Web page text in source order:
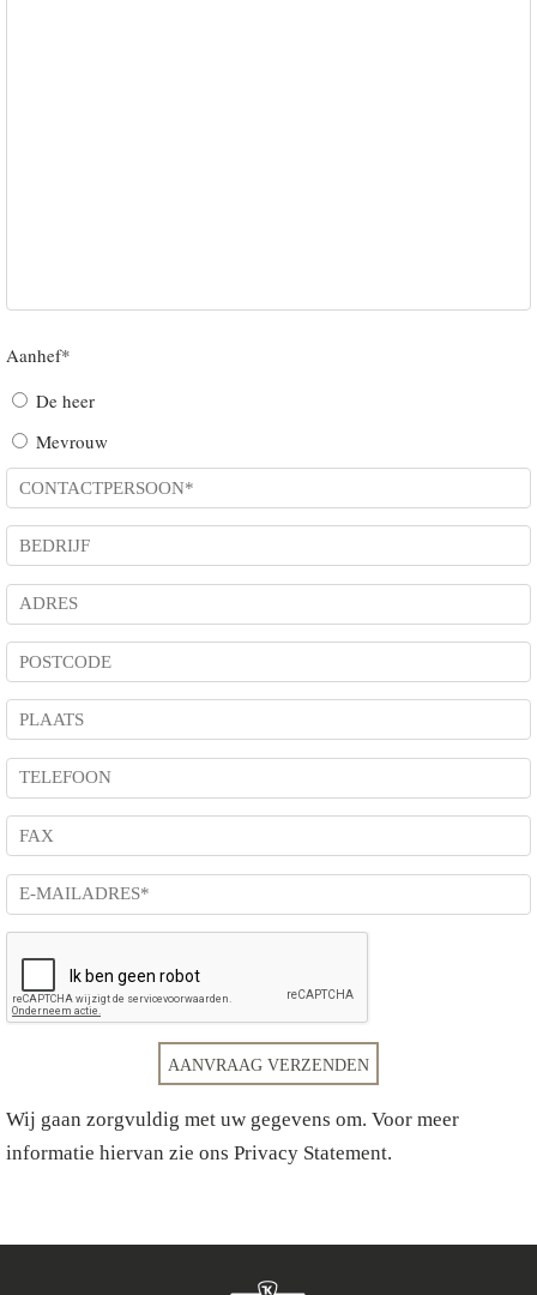
Aanhef*
De heer
Mevrouw
Wij gaan zorgvuldig met uw gegevens om. Voor meer
informatie hiervan zie ons Privacy Statement.